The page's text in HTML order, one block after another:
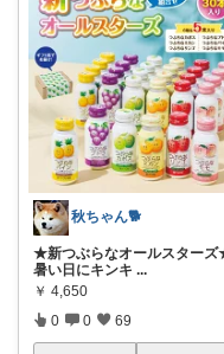
秋ちゃん🐕
★新つぶらなオールスター
暑い日にキンキ ...
￥ 4,650
0 0 69